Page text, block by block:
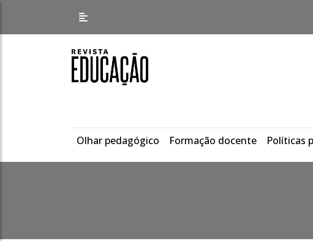
Olhar pedagógico Formação docente Políticas